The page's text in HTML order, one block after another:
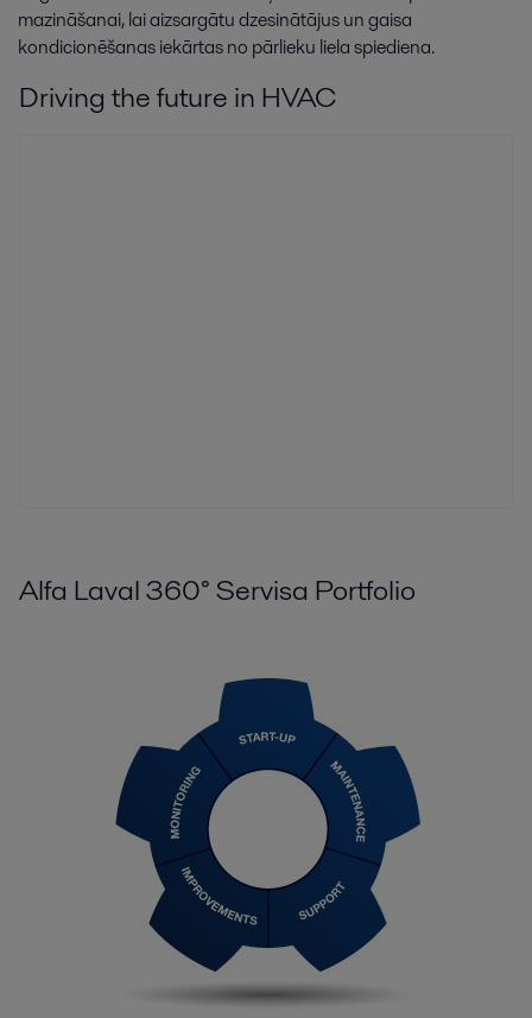
mazināšanai, lai aizsargātu dzesinātājus un gaisa
kondicionēšanas iekārtas no pārlieku liela spiediena.
Driving the future in HVAC
Alfa Laval 360° Servisa Portfolio